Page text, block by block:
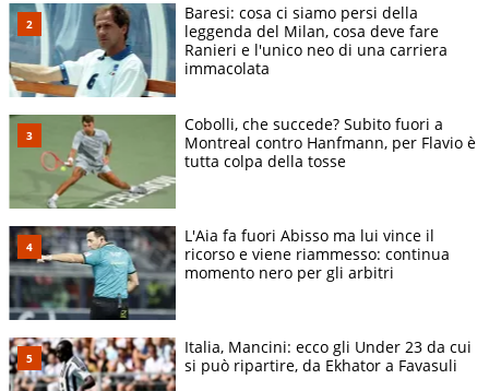
Baresi: cosa ci siamo persi della
leggenda del Milan, cosa deve fare
Ranieri e l'unico neo di una carriera
immacolata
Cobolli, che succede? Subito fuori a
Montreal contro Hanfmann, per Flavio è
tutta colpa della tosse
L'Aia fa fuori Abisso ma lui vince il
ricorso e viene riammesso: continua
momento nero per gli arbitri
Italia, Mancini: ecco gli Under 23 da cui
si può ripartire, da Ekhator a Favasuli